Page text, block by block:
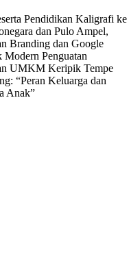
Pendidikan Kaligrafi ke
dan Pulo Ampel,
Branding dan Google
Modern Penguatan
UMKM Keripik Tempe
“Peran Keluarga dan
Anak”